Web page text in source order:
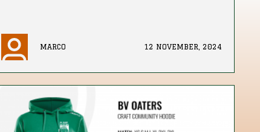
MARCO 12 NOVEMBER, 2024